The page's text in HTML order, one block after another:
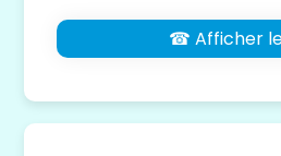
☎ Afficher le